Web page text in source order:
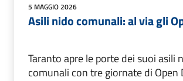
5 MAGGIO 2026
Asili nido comunali: al via gli
Taranto apre le porte dei suoi asili
comunali con tre giornate di Open